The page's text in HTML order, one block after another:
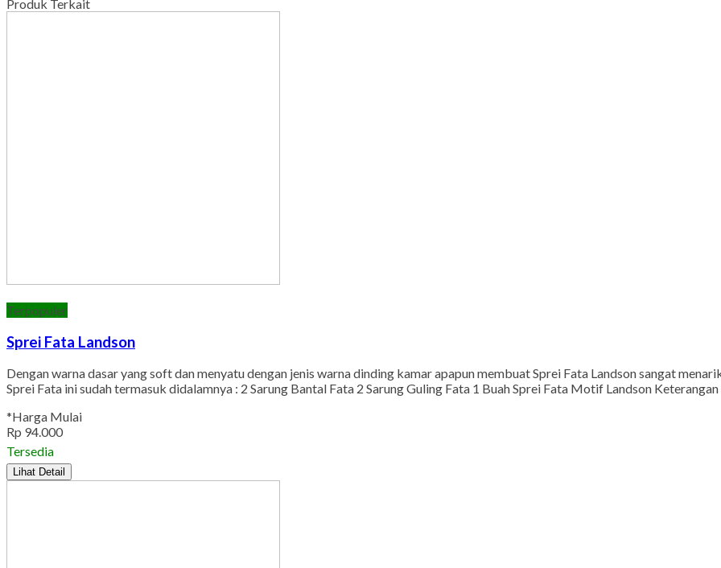
Produk Terkait
Terpopuler
Sprei Fata Landson
Dengan warna dasar yang soft dan menyatu dengan jenis warna dinding kamar apapun membuat Sprei Fata Landson sangat
Sprei Fata ini sudah termasuk didalamnya : 2 Sarung Bantal Fata 2 Sarung Guling Fata 1 Buah Sprei Fata Motif Landson
*Harga Mulai
Rp 94.000
Tersedia
Lihat Detail